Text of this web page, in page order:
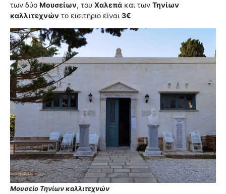
των δύο Μουσείων, του Χαλεπά και των Τηνίων
καλλιτεχνών το εισιτήριο είναι 3€
Μουσείο Τηνίων καλλιτεχνών